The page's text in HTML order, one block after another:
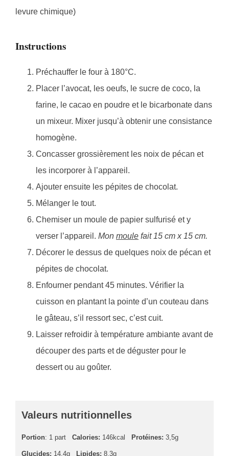
levure chimique)
Instructions
Préchauffer le four à 180°C.
Placer l’avocat, les oeufs, le sucre de coco, la
farine, le cacao en poudre et le bicarbonate dans
un mixeur. Mixer jusqu’à obtenir une consistance
homogène.
Concasser grossièrement les noix de pécan et
les incorporer à l’appareil.
Ajouter ensuite les pépites de chocolat.
Mélanger le tout.
Chemiser un moule de papier sulfurisé et y
verser l’appareil. Mon moule fait 15 cm x 15 cm.
Décorer le dessus de quelques noix de pécan et
pépites de chocolat.
Enfourner pendant 45 minutes. Vérifier la
cuisson en plantant la pointe d’un couteau dans
le gâteau, s’il ressort sec, c’est cuit.
Laisser refroidir à température ambiante avant de
découper des parts et de déguster pour le
dessert ou au goûter.
Valeurs nutritionnelles
Portion: 1 part Calories: 146kcal Protéines: 3,5g
Glucides: 14,4g Lipides: 8,3g